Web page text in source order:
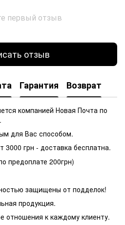
первый отзыв
отзыв
Гарантия Возврат
компанией Новая Почта по
для Вас способом.
3000 грн - доставка бесплатна.
предоплате 200грн)
защищены от подделок!
продукция.
отношения к каждому клиенту.